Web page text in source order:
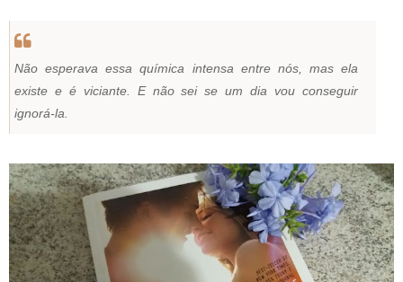
Não esperava essa química intensa entre nós, mas ela
existe e é viciante. E não sei se um dia vou conseguir
ignorá-la.